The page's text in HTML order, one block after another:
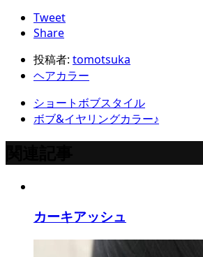
Tweet
Share
投稿者: tomotsuka
ヘアカラー
ショートボブスタイル
ボブ&イヤリングカラー♪
カーキアッシュ